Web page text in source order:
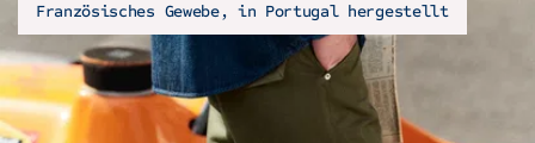
Französisches Gewebe, in Portugal hergestellt